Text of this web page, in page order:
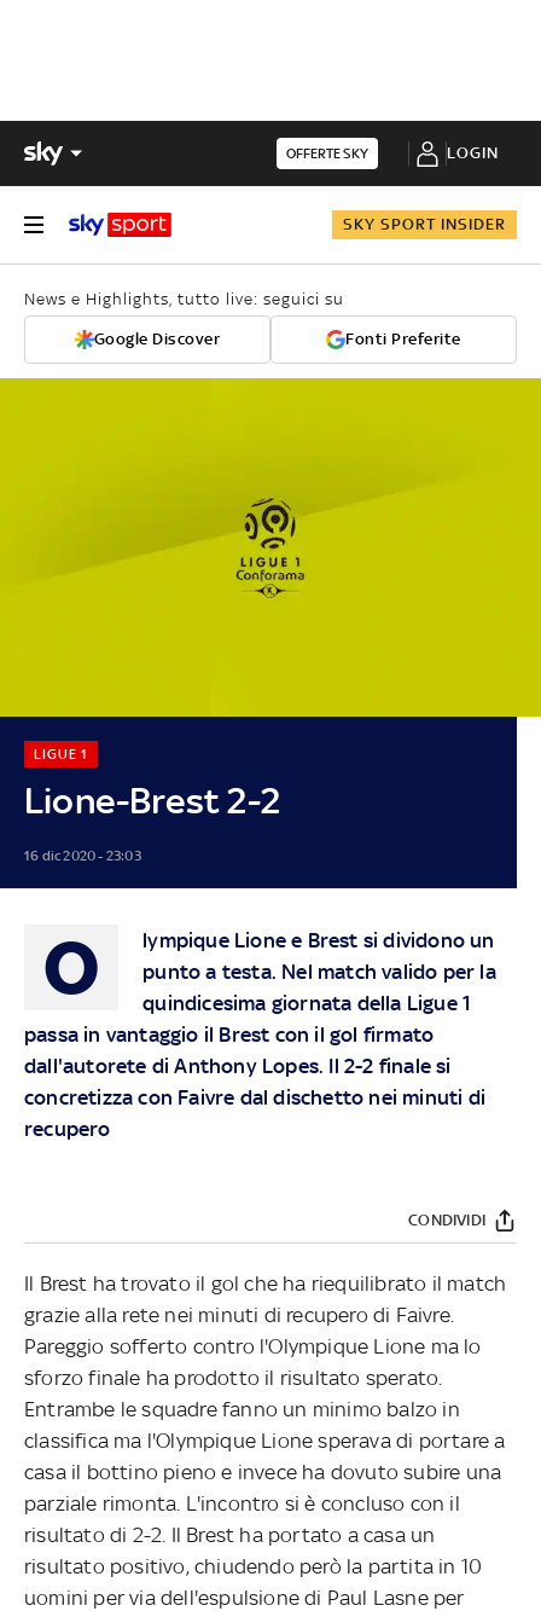
OFFERTE SKY LOGIN
SKY SPORT INSIDER
News e Highlights, tutto live: seguici su
Google Discover Fonti Preferite
Lione-Brest 2-2
LIGUE 1
16 dic 2020 - 23:03
O
lympique Lione e Brest si dividono un
punto a testa. Nel match valido per la
quindicesima giornata della Ligue 1
passa in vantaggio il Brest con il gol firmato
dall'autorete di Anthony Lopes. Il 2-2 finale si
concretizza con Faivre dal dischetto nei minuti di
recupero
CONDIVIDI
Il Brest ha trovato il gol che ha riequilibrato il match
grazie alla rete nei minuti di recupero di Faivre.
Pareggio sofferto contro l'Olympique Lione ma lo
sforzo finale ha prodotto il risultato sperato.
Entrambe le squadre fanno un minimo balzo in
classifica ma l'Olympique Lione sperava di portare a
casa il bottino pieno e invece ha dovuto subire una
parziale rimonta. L'incontro si è concluso con il
risultato di 2-2. Il Brest ha portato a casa un
risultato positivo, chiudendo però la partita in 10
uomini per via dell'espulsione di Paul Lasne per